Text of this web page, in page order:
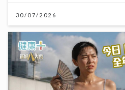
30/07/2026